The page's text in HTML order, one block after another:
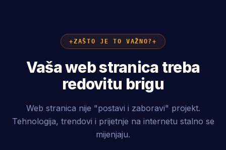
ZAŠTO JE TO VAŽNO?
Vaša web stranica treba
redovitu brigu
Web stranica nije "postavi i zaboravi" projekt.
Tehnologija, trendovi i prijetnje na internetu stalno se
mijenjaju.